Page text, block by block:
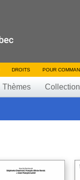
DROITS POUR
Thèmes